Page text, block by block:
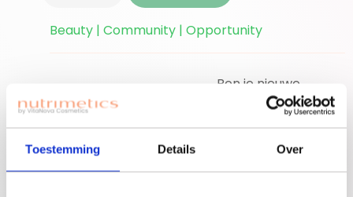
Toestemming Details Over
Beauty | Community | Opportunity
Join for free!
Ben je nieuwe
accounthouder?
Vergeet niet jouw
welkomstgift te